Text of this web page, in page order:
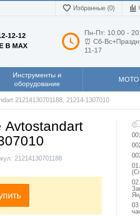
Избранные (0)
12-12
В MAX
Пн-Пт: 10:00 -
⏰ Сб-
11-17
Инструменты и
оборудование
МОТО
21214130701188, 21214-1307010
Avtostandart
21214130701188
03